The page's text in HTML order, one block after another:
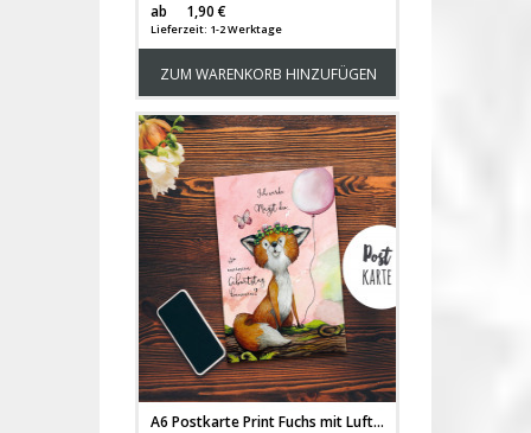
ab
1,90 €
Lieferzeit: 1-2 Werktage
ZUM WARENKORB HINZUFÜGEN
A6 Postkarte Print Fuchs mit Luftballon Geburtstag Einladungskarte Karte pk201